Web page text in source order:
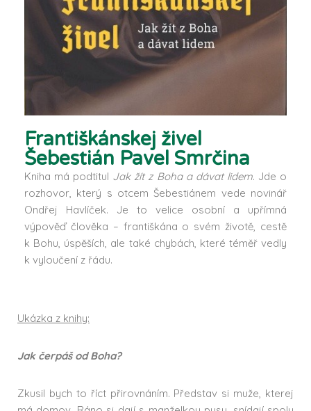
Františkánskej živel
Šebestián Pavel Smrčina
Kniha má podtitul Jak žít z Boha a dávat lidem. Jde o
rozhovor, který s otcem Šebestiánem vede novinář
Ondřej Havlíček. Je to velice osobní a upřímná
výpověď člověka – františkána o svém životě, cestě
k Bohu, úspěších, ale také chybách, které téměř vedly
k vyloučení z řádu.
Ukázka z knihy:
Jak čerpáš od Boha?
Zkusil bych to říct přirovnáním. Představ si muže, kterej